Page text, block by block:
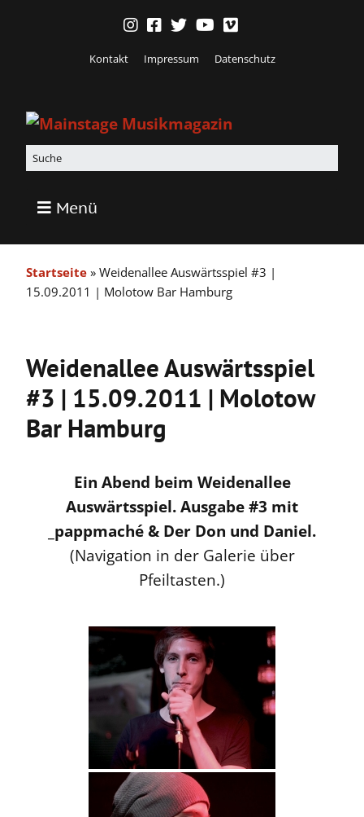
Kontakt Impressum Datenschutz
Menü
Startseite » Weidenallee Auswärtsspiel #3 |
15.09.2011 | Molotow Bar Hamburg
Weidenallee Auswärtsspiel
#3 | 15.09.2011 | Molotow
Bar Hamburg
Ein Abend beim Weidenallee
Auswärtsspiel. Ausgabe #3 mit
_pappmaché & Der Don und Daniel.
(Navigation in der Galerie über
Pfeiltasten.)